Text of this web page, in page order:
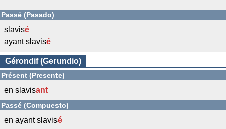
Passé (Pasado)
slavisé
ayant slavisé
Gérondif (Gerundio)
Présent (Presente)
en slavisant
Passé (Compuesto)
en ayant slavisé